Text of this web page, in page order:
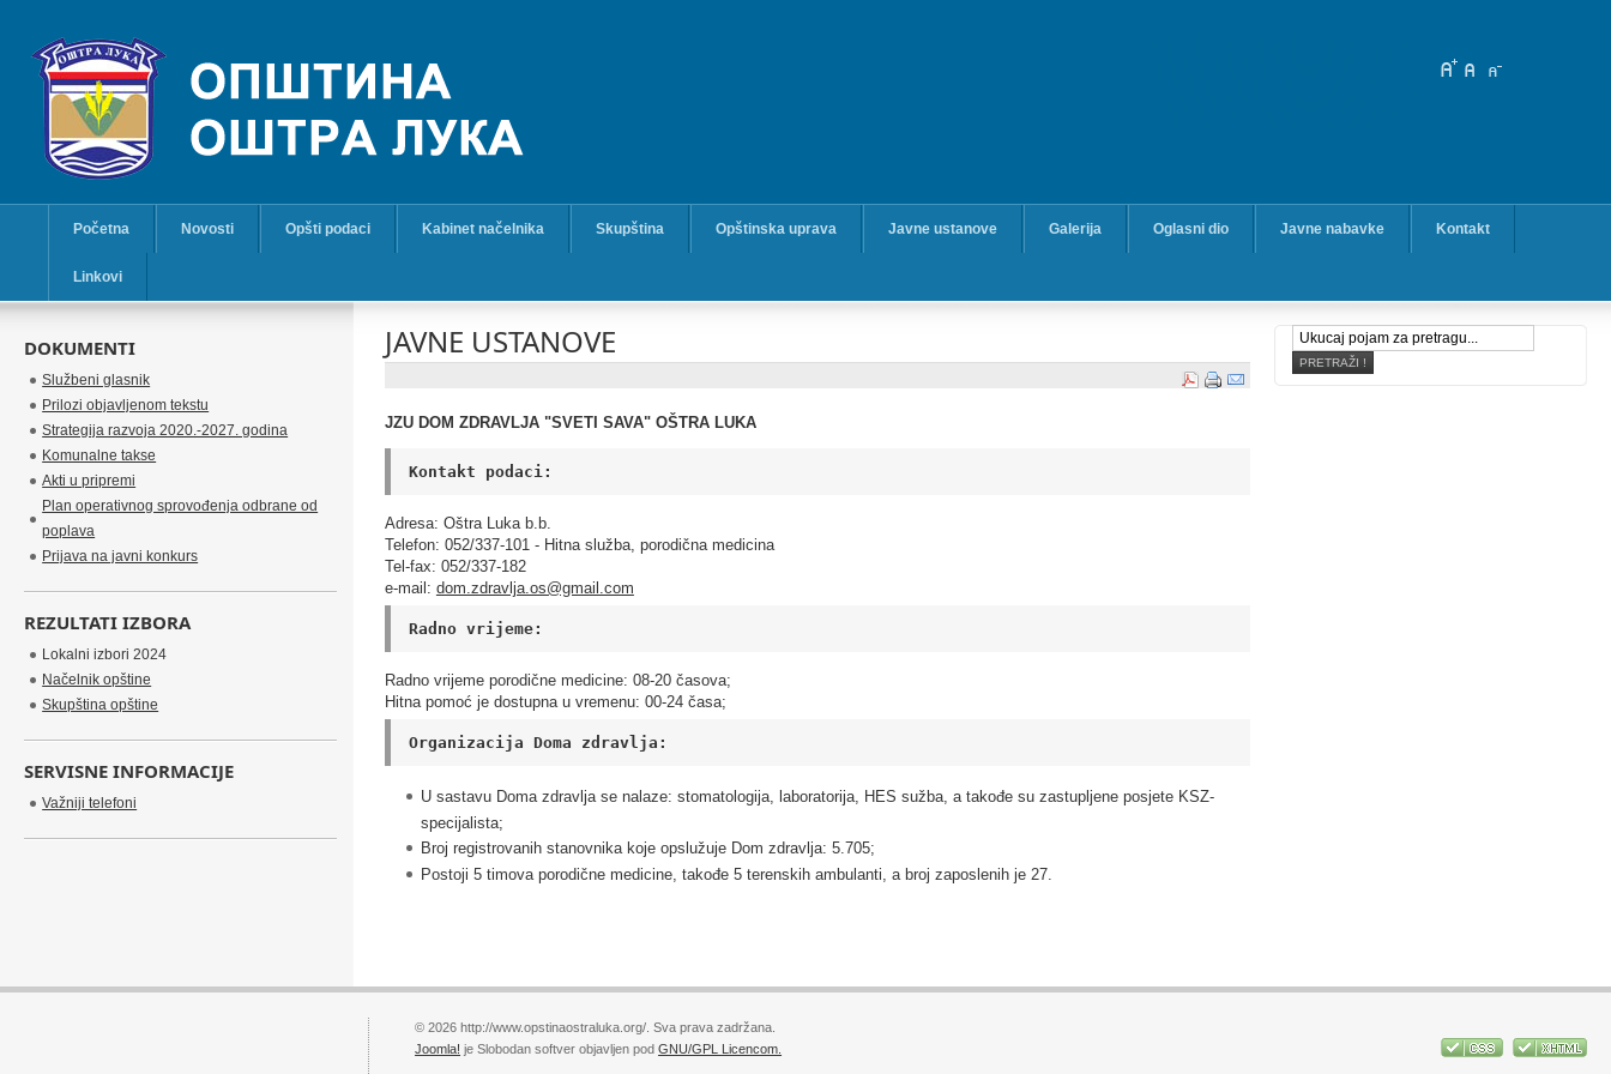
Početna Novosti Opšti podaci Kabinet načelnika Skupština Opštinska uprava Javne ustanove Galerija Oglasni dio Javne nabavke Kontakt
Linkovi
JAVNE USTANOVE
JZU DOM ZDRAVLJA "SVETI SAVA" OŠTRA LUKA
Kontakt podaci:
Adresa: Oštra Luka b.b.
Telefon: 052/337-101 - Hitna služba, porodična medicina
Tel-fax: 052/337-182
e-mail: dom.zdravlja.os@gmail.com
Radno vrijeme:
Radno vrijeme porodične medicine: 08-20 časova;
Hitna pomoć je dostupna u vremenu: 00-24 časa;
Organizacija Doma zdravlja:
U sastavu Doma zdravlja se nalaze: stomatologija, laboratorija, HES sužba, a takođe su zastupljene posjete KSZ-
specijalista;
Broj registrovanih stanovnika koje opslužuje Dom zdravlja: 5.705;
Postoji 5 timova porodične medicine, takođe 5 terenskih ambulanti, a broj zaposlenih je 27.
DOKUMENTI
Službeni glasnik
Prilozi objavljenom tekstu
Strategija razvoja 2020.-2027. godina
Komunalne takse
Akti u pripremi
Plan operativnog sprovođenja odbrane od
poplava
Prijava na javni konkurs
REZULTATI IZBORA
Lokalni izbori 2024
Načelnik opštine
Skupština opštine
SERVISNE INFORMACIJE
Važniji telefoni
© 2026 http://www.opstinaostraluka.org/. Sva prava zadržana.
Joomla! je Slobodan softver objavljen podGNU/GPL Licencom.